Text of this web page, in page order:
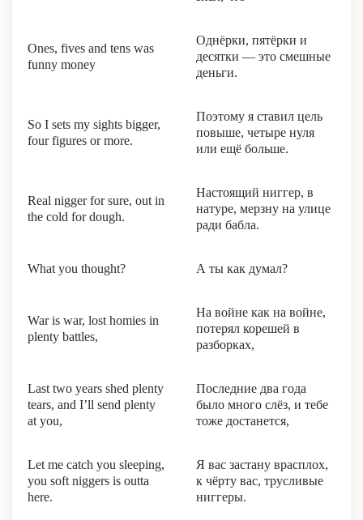
Ones, fives and tens was
funny money
Однёрки, пятёрки и
десятки — это смешные
деньги.
So I sets my sights bigger,
four figures or more.
Поэтому я ставил цель
повыше, четыре нуля
или ещё больше.
Real nigger for sure, out in
the cold for dough.
Настоящий ниггер, в
натуре, мерзну на улице
ради бабла.
What you thought? А ты как думал?
War is war, lost homies in
plenty battles,
На войне как на войне,
потерял корешей в
разборках,
Last two years shed plenty
tears, and I’ll send plenty
at you,
Последние два года
было много слёз, и тебе
тоже достанется,
Let me catch you sleeping,
you soft niggers is outta
here.
Я вас застану врасплох,
к чёрту вас, трусливые
ниггеры.